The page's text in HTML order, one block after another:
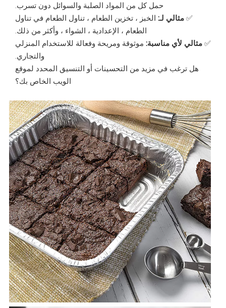
حمل كل من المواد الصلبة والسوائل دون تسرب.
✅ مثالي لـ: الخبز ، تخزين الطعام ، تناول الطعام في تناول
الطعام ، الإعدادية ، الشواء ، وأكثر من ذلك.
✅ مثالي لأي مناسبة: موثوقة ومريحة وفعالة للاستخدام المنزلي
والتجاري.
هل ترغب في مزيد من التحسينات أو التنسيق المحدد لموقع
الويب الخاص بك؟